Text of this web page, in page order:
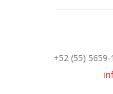
+52 (55)